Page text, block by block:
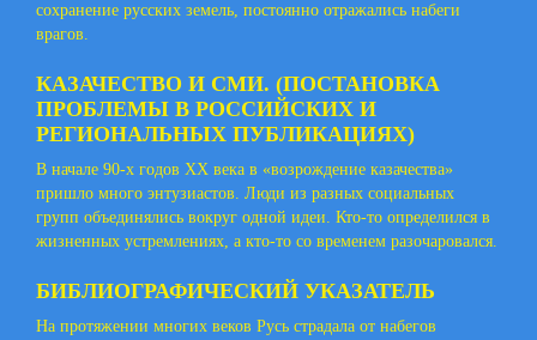
сохранение русских земель, постоянно отражались набеги
врагов.
КАЗАЧЕСТВО И СМИ. (ПОСТАНОВКА
ПРОБЛЕМЫ В РОССИЙСКИХ И
РЕГИОНАЛЬНЫХ ПУБЛИКАЦИЯХ)
В начале 90-х годов XX века в «возрождение казачества»
пришло много энтузиастов. Люди из разных социальных
групп объединялись вокруг одной идеи. Кто-то определился в
жизненных устремлениях, а кто-то со временем разочаровался.
БИБЛИОГРАФИЧЕСКИЙ УКАЗАТЕЛЬ
На протяжении многих веков Русь страдала от набегов